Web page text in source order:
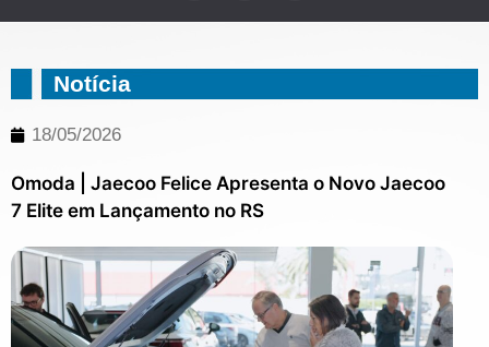
Notícia
18/05/2026
Omoda | Jaecoo Felice Apresenta o Novo Jaecoo
7 Elite em Lançamento no RS